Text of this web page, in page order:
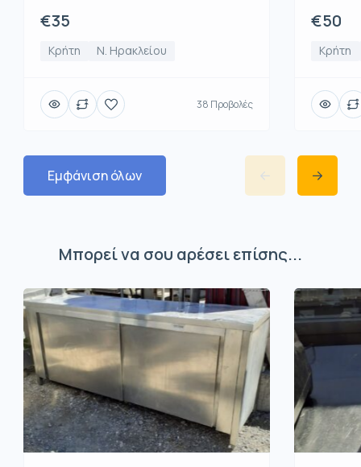
€35
Κρήτη Ν. Ηρακλείου
38 Προβολές
€50
Κρήτη
Εμφάνιση όλων
Μπορεί να σου αρέσει επίσης...